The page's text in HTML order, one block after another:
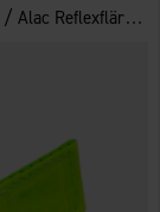
/Alac Reflexflärp 11x2,5cm